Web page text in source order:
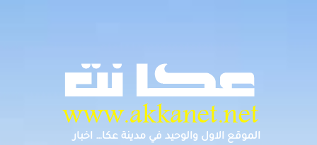
الموقع الاول والوحيد في مدينة عكا… اخبار